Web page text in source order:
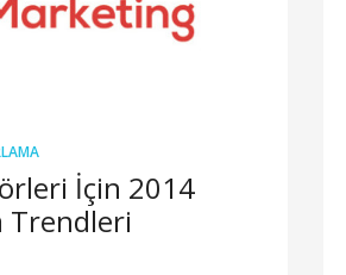
İçin 2014
Trendleri